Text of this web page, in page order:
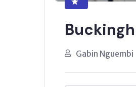
Gabin Nguembi